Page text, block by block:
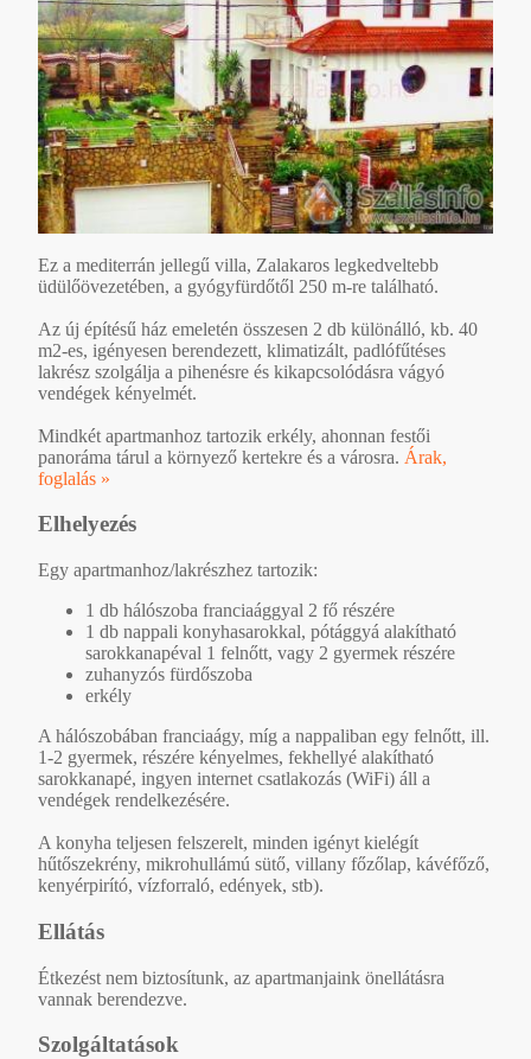
Ez a mediterrán jellegű villa, Zalakaros legkedveltebb
üdülőövezetében, a gyógyfürdőtől 250 m-re található.
Az új építésű ház emeletén összesen 2 db különálló, kb. 40
m2-es, igényesen berendezett, klimatizált, padlófűtéses
lakrész szolgálja a pihenésre és kikapcsolódásra vágyó
vendégek kényelmét.
Mindkét apartmanhoz tartozik erkély, ahonnan festői
panoráma tárul a környező kertekre és a városra. Árak,
foglalás »
Elhelyezés
Egy apartmanhoz/lakrészhez tartozik:
1 db hálószoba franciaággyal 2 fő részére
1 db nappali konyhasarokkal, pótággyá alakítható
sarokkanapéval 1 felnőtt, vagy 2 gyermek részére
zuhanyzós fürdőszoba
erkély
A hálószobában franciaágy, míg a nappaliban egy felnőtt, ill.
1-2 gyermek, részére kényelmes, fekhellyé alakítható
sarokkanapé, ingyen internet csatlakozás (WiFi) áll a
vendégek rendelkezésére.
A konyha teljesen felszerelt, minden igényt kielégít
hűtőszekrény, mikrohullámú sütő, villany főzőlap, kávéfőző,
kenyérpirító, vízforraló, edények, stb).
Ellátás
Étkezést nem biztosítunk, az apartmanjaink önellátásra
vannak berendezve.
Szolgáltatások